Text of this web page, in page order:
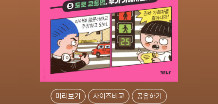
미리보기 사이즈비교 공유하기